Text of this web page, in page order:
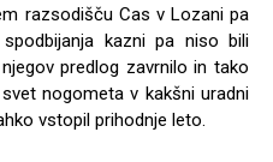
razsodišču Cas v Lozani pa
kazni pa niso bili
predlog zavrnilo in tako
nogometa v kakšni uradni
vstopil prihodnje leto.